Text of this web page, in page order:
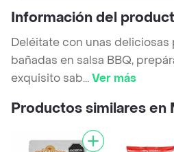
Información del
Deléitate con unas deliciosas
bañadas en salsa BBQ,
exquisito sab...Ver más
Productos similares en